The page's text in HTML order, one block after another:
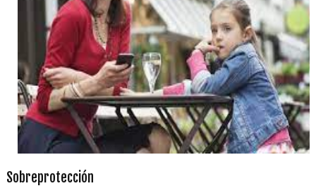
Sobreprotección